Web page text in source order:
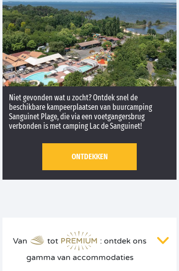
Niet gevonden wat u zocht? Ontdek snel de
beschikbare kampeerplaatsen van buurcamping
Sanguinet Plage, die via een voetgangersbrug
verbonden is met camping Lac de Sanguinet!
ONTDEKKEN
Van tot
: ontdek ons
gamma van accommodaties